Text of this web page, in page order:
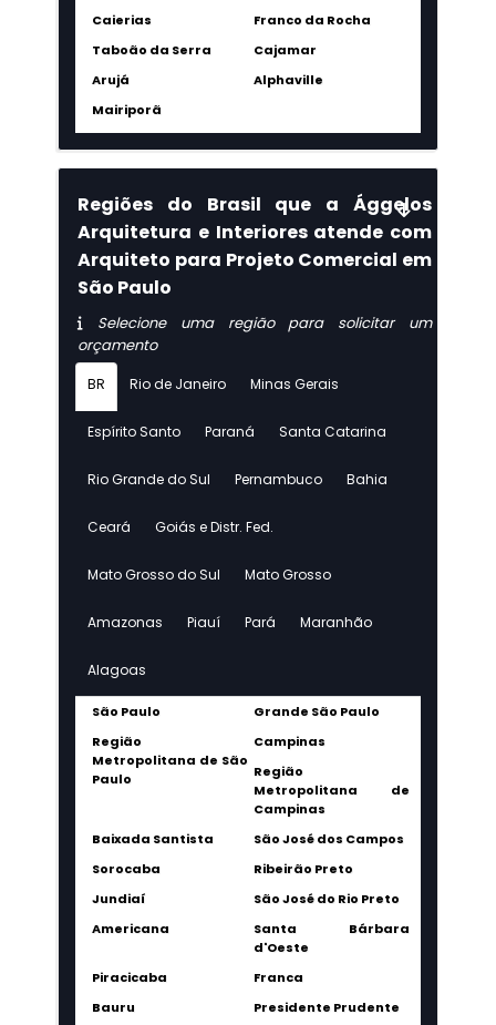
Caierias
Franco da Rocha
Taboão da Serra
Cajamar
Arujá
Alphaville
Mairiporã
Regiões do Brasil que a Ággelos
Arquitetura e Interiores atende com
Arquiteto para Projeto Comercial em
São Paulo
Selecione uma região para solicitar um
orçamento
BR Rio de Janeiro Minas Gerais
Espírito Santo Paraná Santa Catarina
Rio Grande do Sul Pernambuco Bahia
Ceará Goiás e Distr. Fed.
Mato Grosso do Sul Mato Grosso
Amazonas Piauí Pará Maranhão
Alagoas
São Paulo
Grande São Paulo
Região
Metropolitana de São
Paulo
Campinas
Região
Metropolitana de
Campinas
Baixada Santista
São José dos Campos
Sorocaba
Ribeirão Preto
Jundiaí
São José do Rio Preto
Americana
Santa Bárbara
d'Oeste
Piracicaba
Franca
Bauru
Presidente Prudente